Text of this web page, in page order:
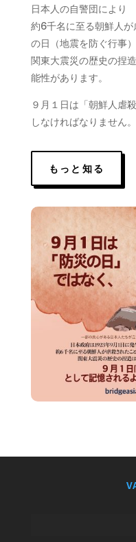
日本人の自警団により
約6千名に至る朝鮮人
の日（地震を防ぐ行事
関東大震災の歴史の捏
能性があります。
９月１日は「朝鮮人虐
しなければなりません。
もっと知る